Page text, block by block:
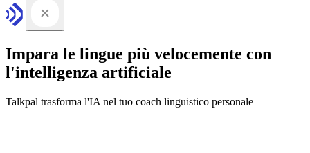
Impara le lingue più velocemente con
l'intelligenza artificiale
Talkpal trasforma l'IA nel tuo coach linguistico personale